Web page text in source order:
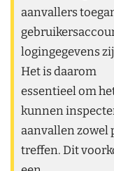
aanvallers
logingegevens
Het is daarom
essentieel om
kunnen
aanvallen zowel
treffen. Dit